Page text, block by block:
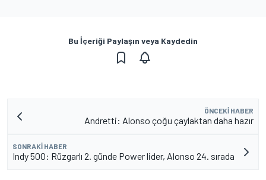
Bu İçeriği Paylaşın veya Kaydedin
ÖNCEKI HABER
Andretti: Alonso çoğu çaylaktan daha hazır
SONRAKI HABER
Indy 500: Rüzgarlı 2. günde Power lider, Alonso 24. sırada